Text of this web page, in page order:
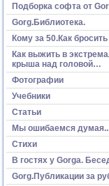
Подборка софта от
Gorg.Библиотека.
Кому за 50.Как
Как выжить в
крыша над головой…
Фотографии
Учебники
Статьи
Мы ошибаемся
Стихи
В гостях у Gorga.
Gorg.Публикации за